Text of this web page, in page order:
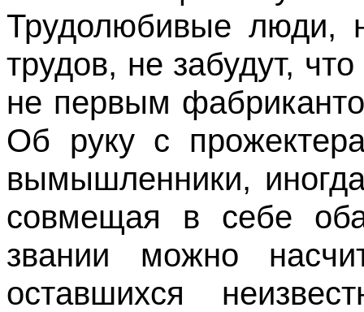
Трудолюбивые люди,
трудов, не забудут,
не первым
Об руку с
вымышленники,
совмещая в себе
звании можно
оставшихся